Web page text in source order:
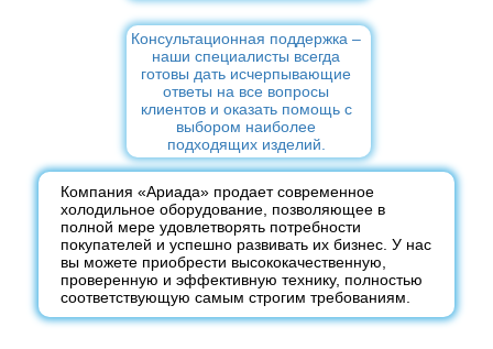
Консультационная поддержка –
наши специалисты всегда
готовы дать исчерпывающие
ответы на все вопросы
клиентов и оказать помощь с
выбором наиболее
подходящих изделий.
Компания «Ариада» продает современное
холодильное оборудование, позволяющее в
полной мере удовлетворять потребности
покупателей и успешно развивать их бизнес. У нас
вы можете приобрести высококачественную,
проверенную и эффективную технику, полностью
соответствующую самым строгим требованиям.